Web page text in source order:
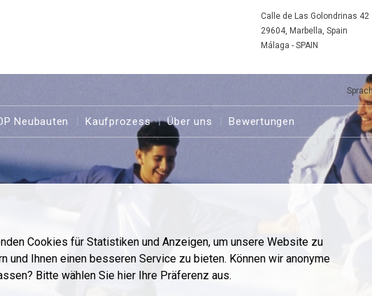
Cookies für Statistiken und Anzeigen, um unsere Website zu
und Ihnen einen besseren Service zu bieten. Können wir anonyme
Bitte wählen Sie hier Ihre Präferenz aus.
Calle de Las Golondrinas 42
29604, Marbella, Spain
Málaga - SPAIN
Neubauten Kaufprozess Über uns Bewertungen